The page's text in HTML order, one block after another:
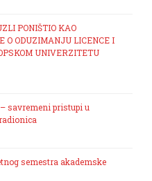
PONIŠTIO KAO
O ODUZIMANJU LICENCE I
UNIVERZITETU
savremeni pristupi u
semestra akademske